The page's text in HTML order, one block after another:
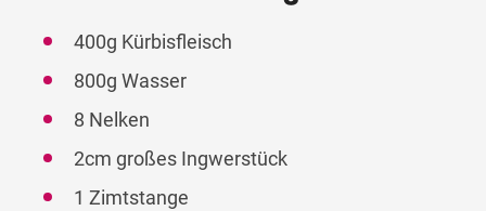
400g Kürbisfleisch
800g Wasser
8 Nelken
2cm großes Ingwerstück
1 Zimtstange